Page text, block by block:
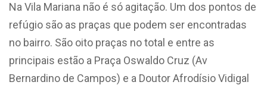
Na Vila Mariana não é só agitação. Um dos pontos de
refúgio são as praças que podem ser encontradas
no bairro. São oito praças no total e entre as
principais estão a Praça Oswaldo Cruz (Av
Bernardino de Campos) e a Doutor Afrodísio Vidigal